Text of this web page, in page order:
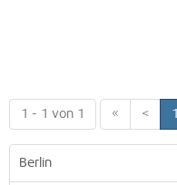
1 - 1 von 1 « < 1
Berlin